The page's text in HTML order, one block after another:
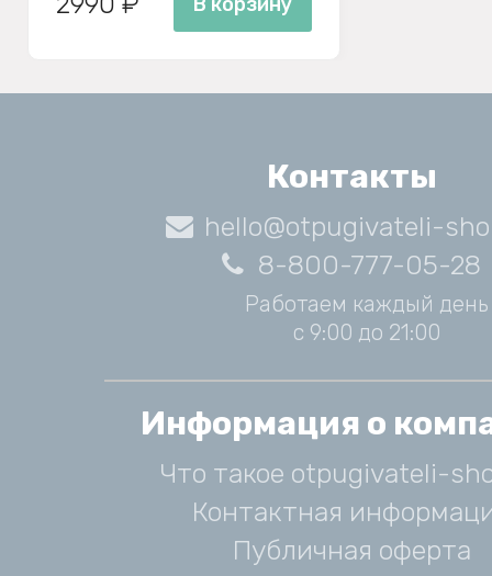
Контакты
hello@otpugivateli-
8-800-777-05-28
Работаем каждый день
с 9:00 до 21:00
Информация о
Что такое otpugivateli-
Контактная
Публичная оферта